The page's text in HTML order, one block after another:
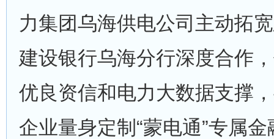
力集团乌海供电公司主动拓
建设银行乌海分行深度合作
优良资信和电力大数据支撑
企业量身定制“蒙电通”专属